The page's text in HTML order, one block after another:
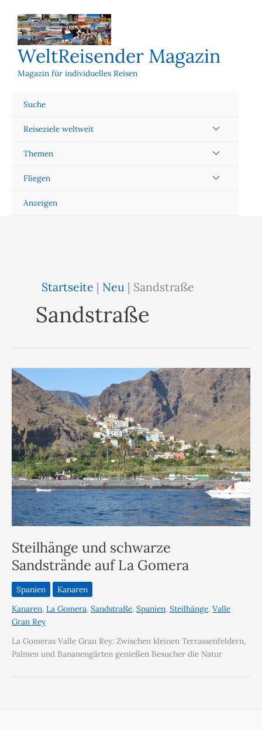
Inhalt
springen
WeltReisender Magazin
Magazin für individuelles Reisen
Suche
Reiseziele weltweit
Themen
Fliegen
Anzeigen
Startseite | Neu | Sandstraße
Sandstraße
Steilhänge und schwarze
Sandstrände auf La Gomera
Spanien
Kanaren
Kanaren, La Gomera, Sandstraße, Spanien, Steilhänge, Valle
Gran Rey
La Gomeras Valle Gran Rey: Zwischen kleinen Terrassenfeldern,
Palmen und Bananengärten genießen Besucher die Natur